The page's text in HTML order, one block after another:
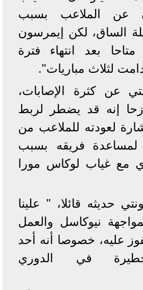
عن الملاعب بسبب
الساق، لكن إيمرسون
بعد انتهاء فترة
دامت لثلاث مباريات".
عن كثرة الإصابات،
إنه قد يضطر لربط
لعودته للملاعب من
لمساعدة فريقه بسبب
مع غياب لوكاس مورا
حديثه قائلا، " علينا
نيوكاسل والعمل
عليه، خصوصا أنه أحد
في الدوري